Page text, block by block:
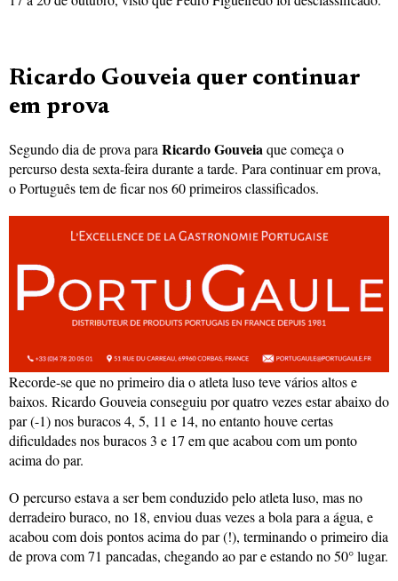
Ricardo Gouveia quer continuar
em prova
Segundo dia de prova para Ricardo Gouveiaque começa o
percurso desta sexta-feira durante a tarde. Para continuar em prova,
o Português tem de ficar nos 60 primeiros classificados.
Recorde-se que no primeiro dia o atleta luso teve vários altos e
baixos. Ricardo Gouveia conseguiu por quatro vezes estar abaixo do
par (-1) nos buracos 4, 5, 11 e 14, no entanto houve certas
dificuldades nos buracos 3 e 17 em que acabou com um ponto
acima do par.
O percurso estava a ser bem conduzido pelo atleta luso, mas no
derradeiro buraco, no 18, enviou duas vezes a bola para a água, e
acabou com dois pontos acima do par (!), terminando o primeiro dia
de prova com 71 pancadas, chegando ao par e estando no 50° lugar.